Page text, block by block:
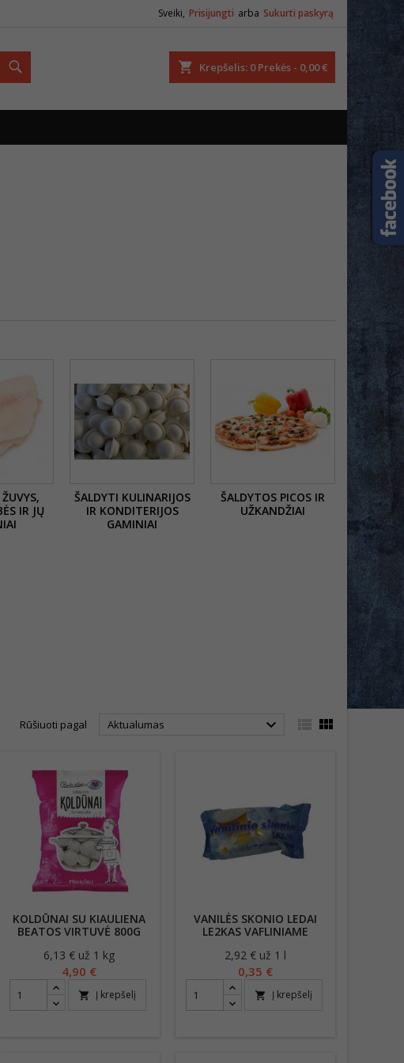
Sveiki, Prisijungti arba Sukurti paskyrą
Krepšelis 0 Prekės - 0,00 €
IR JŲ
ŠALDYTI KULINARIJOS
IR KONDITERIJOS
GAMINIAI
ŠALDYTOS PICOS IR
UŽKANDŽIAI
Rūšiuoti pagal Aktualumas  
KOLDŪNAI SU KIAULIENA
BEATOS VIRTUVĖ 800G
Kaina
6,13 € už 1 kg
4,90 €
shopping_cart Į krepšelį
VANILĖS SKONIO LEDAI
LE2KAS VAFLINIAME
Kaina
2,92 € už 1 l
0,35 €
shopping_cart Į krepšelį